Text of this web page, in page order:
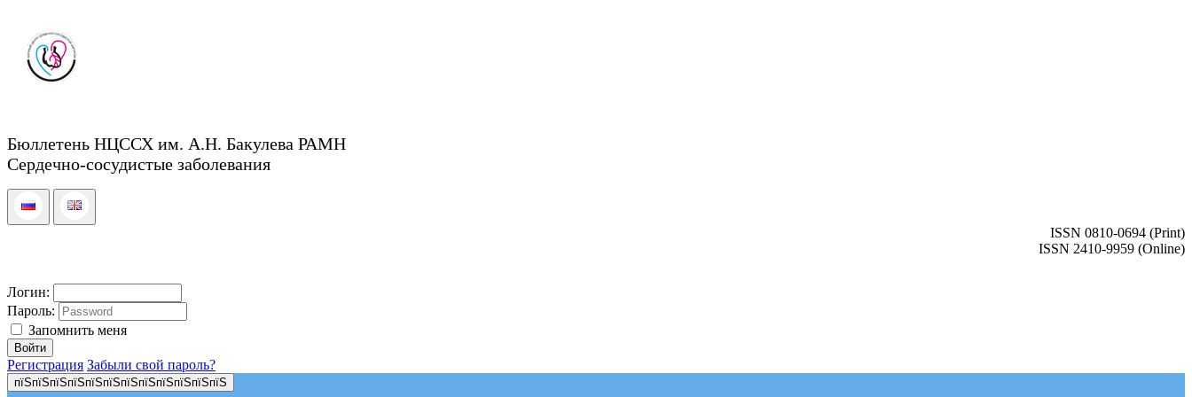
Бюллетень НЦССХ им. А.Н. Бакулева РАМН
Сердечно-сосудистые заболевания
ISSN 0810-0694 (Print)
ISSN 2410-9959 (Online)
Логин:
Пароль:
Запомнить меня
Регистрация Забыли свой пароль?
пїЅпїЅпїЅпїЅпїЅпїЅпїЅпїЅпїЅпїЅпїЅпїЅ